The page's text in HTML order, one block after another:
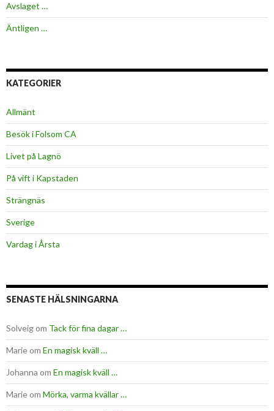
Avslaget …
Äntligen …
KATEGORIER
Allmänt
Besök i Folsom CA
Livet på Lagnö
På vift i Kapstaden
Strängnäs
Sverige
Vardag i Årsta
SENASTE HÄLSNINGARNA
Solveigom Tack för fina dagar …
Marieom En magisk kväll …
Johanna om En magisk kväll …
Marieom Mörka, varma kvällar …